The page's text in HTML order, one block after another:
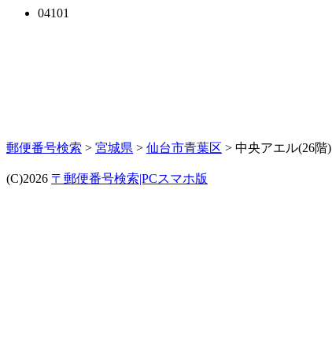
04101
郵便番号検索 > 宮城県 > 仙台市青葉区 > 中央アエル(26階)
(C)2026 〒郵便番号検索|PCスマホ版